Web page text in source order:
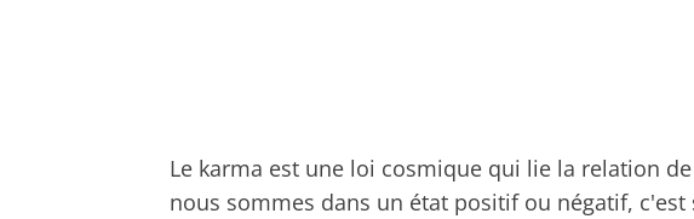
Le karma est une loi cosmique qui lie la relation
nous sommes dans un état positif ou négatif,